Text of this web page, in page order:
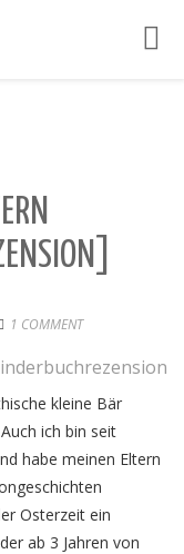
1 COMMENT
kleine Bär
ich bin seit
habe meinen Eltern
Osterzeit ein
ab 3 Jahren von